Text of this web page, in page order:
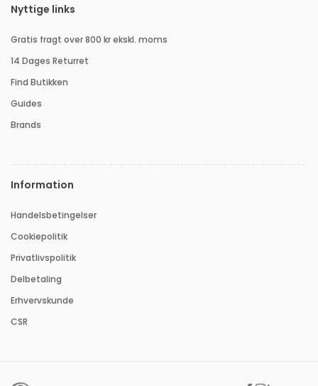
Nyttige links
Gratis fragt over 800 kr ekskl. moms
14 Dages Returret
Find Butikken
Guides
Brands
Information
Handelsbetingelser
Cookiepolitik
Privatlivspolitik
Delbetaling
Erhvervskunde
CSR